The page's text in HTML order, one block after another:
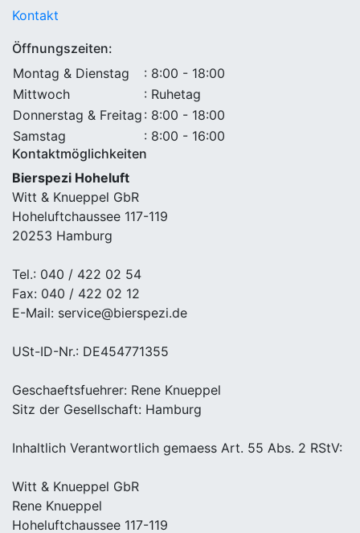
Kontakt
Öffnungszeiten:
Montag & Dienstag
: 8:00 - 18:00
Mittwoch
: Ruhetag
Donnerstag & Freitag : 8:00 - 18:00
Samstag
: 8:00 - 16:00
Kontaktmöglichkeiten
Bierspezi Hoheluft
Witt & Knueppel GbR
Hoheluftchaussee 117-119
20253 Hamburg
Tel.: 040 / 422 02 54
Fax: 040 / 422 02 12
E-Mail: service@bierspezi.de
USt-ID-Nr.: DE454771355
Geschaeftsfuehrer: Rene Knueppel
Sitz der Gesellschaft: Hamburg
Inhaltlich Verantwortlich gemaess Art. 55 Abs. 2 RStV:
Witt & Knueppel GbR
Rene Knueppel
Hoheluftchaussee 117-119